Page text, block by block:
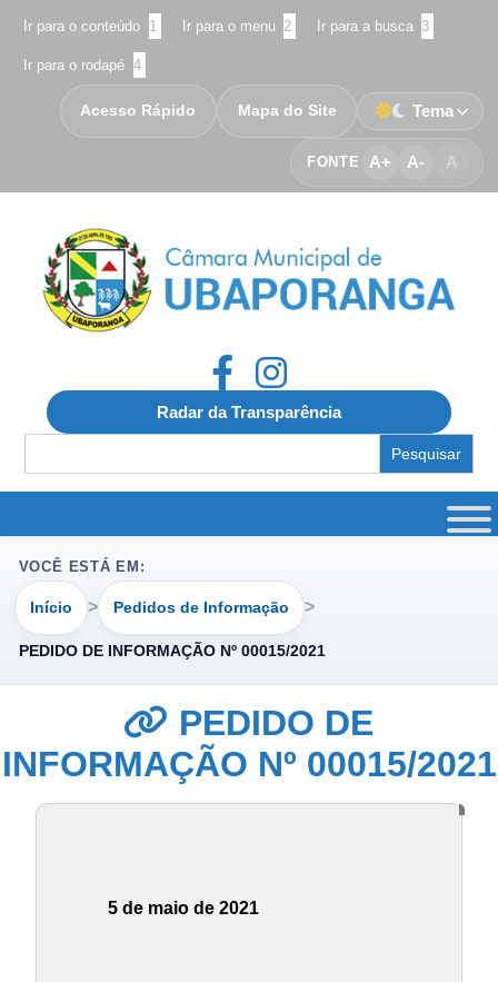
Ir para o conteúdo 1 Ir para o menu 2 Ir para a busca 3
Ir para o rodapé 4
FONTE A+ A- A
Acesso Rápido Mapa do Site Tema
Radar da Transparência
for:
VOCÊ ESTÁ EM:
Início Pedidos de Informação
PEDIDO DE INFORMAÇÃO Nº 00015/2021
PEDIDO DE
INFORMAÇÃO Nº 00015/2021
5 de maio de 2021